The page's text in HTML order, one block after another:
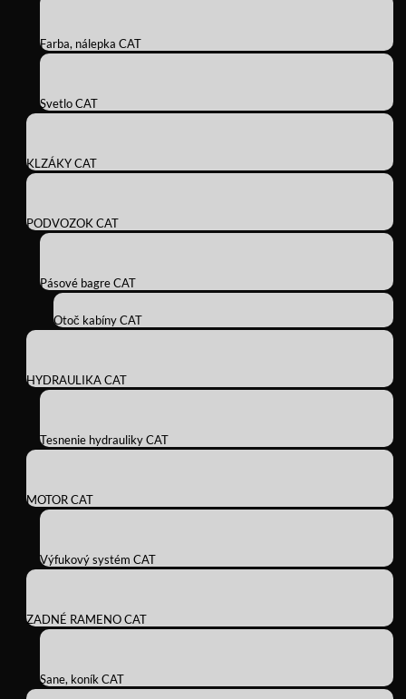
Farba, nálepka CAT
Svetlo CAT
KLZÁKY CAT
PODVOZOK CAT
Pásové bagre CAT
Otoč kabíny CAT
HYDRAULIKA CAT
Tesnenie hydrauliky CAT
MOTOR CAT
Výfukový systém CAT
ZADNÉ RAMENO CAT
Sane, koník CAT